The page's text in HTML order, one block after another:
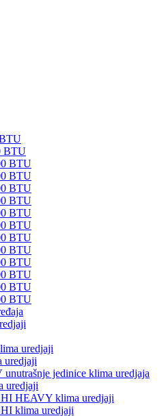
BTU
BTU
BTU
BTU
BTU
BTU
BTU
BTU
BTU
BTU
BTU
BTU
BTU
uredjaji
uredjaji
jedinice klima uredjaja
uredjaji
HEAVY klima uredjaji
klima uredjaji